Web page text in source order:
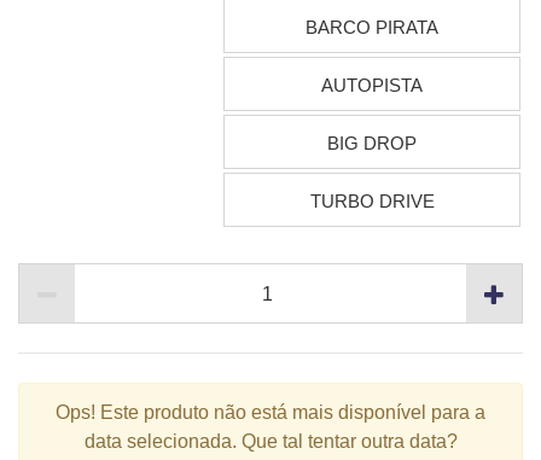
BARCO PIRATA
AUTOPISTA
BIG DROP
TURBO DRIVE
Ops! Este produto não está mais disponível para a
data selecionada. Que tal tentar outra data?